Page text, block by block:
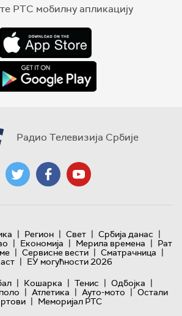
РТС мобилну апликацију
Радио Телевизија Србије
| Регион | Свет | Србија данас |
| Економија | Мерила времена | Рат
| Сервисне вести | Сматрачница |
| ЕУ могућности 2026
| Кошарка | Тенис | Одбојка |
| Атлетика | Ауто-мото | Остали
| Меморијал РТС